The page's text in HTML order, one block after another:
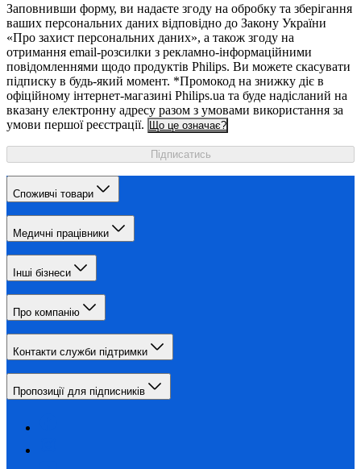
Заповнивши форму, ви надаєте згоду на обробку та зберігання
ваших персональних даних відповідно до Закону України
«Про захист персональних даних», а також згоду на
отримання email-розсилки з рекламно-інформаційними
повідомленнями щодо продуктів Philips. Ви можете скасувати
підписку в будь-який момент. *Промокод на знижку діє в
офіційному інтернет-магазині Philips.ua та буде надісланий на
вказану електронну адресу разом з умовами використання за
умови першої реєстрації.
Що це означає?
Підписатись
Споживчі товари
Медичні працівники
Інші бізнеси
Про компанію
Контакти служби підтримки
Пропозиції для підписників